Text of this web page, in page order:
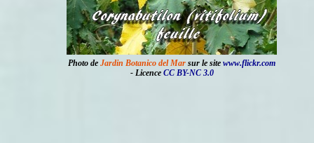
Photo de Jardin Botanico del Mar sur le site www.flickr.com
- Licence CC BY-NC 3.0